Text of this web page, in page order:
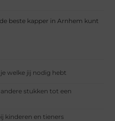
beste kapper in Arnhem kunt
welke jij nodig hebt
stukken tot een
kinderen en tieners